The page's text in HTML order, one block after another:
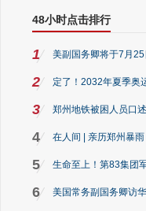
48小时点击排行
1 美副国务卿将于7月
2 定了！2032年夏季奥
3 郑州地铁被困人员口
4 在人间 | 亲历郑州暴
5 生命至上！第83集团
6 美国常务副国务卿访